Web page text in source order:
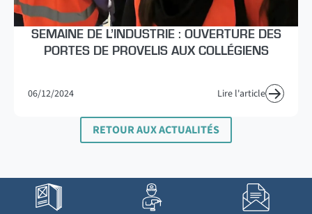
SEMAINE DE L’INDUSTRIE : OUVERTURE DES
PORTES DE PROVELIS AUX COLLÉGIENS
06/12/2024 Lire l'article
RETOUR AUX ACTUALITÉS